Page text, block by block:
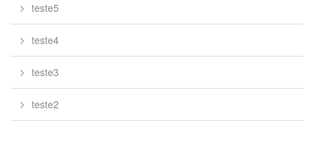
teste5
teste4
teste3
teste2